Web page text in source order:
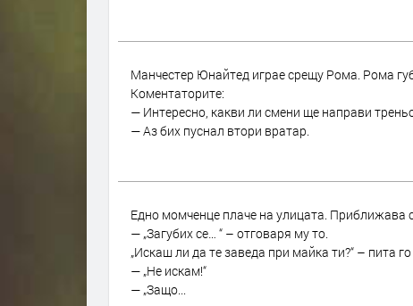
Манчестер Юнайтед играе срещу Рома. Рома
Коментаторите:
— Интересно, какви ли смени ще направи
— Аз бих пуснал втори вратар.
Eдно момченце плаче на улицата. Приближава
— „Загубих се… “ – отговаря му то.
„Искаш ли да те заведа при майка ти?“ – пита
— „Не искам!“
— „Защо...